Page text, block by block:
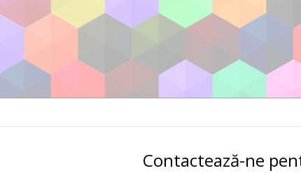
Contactează-ne